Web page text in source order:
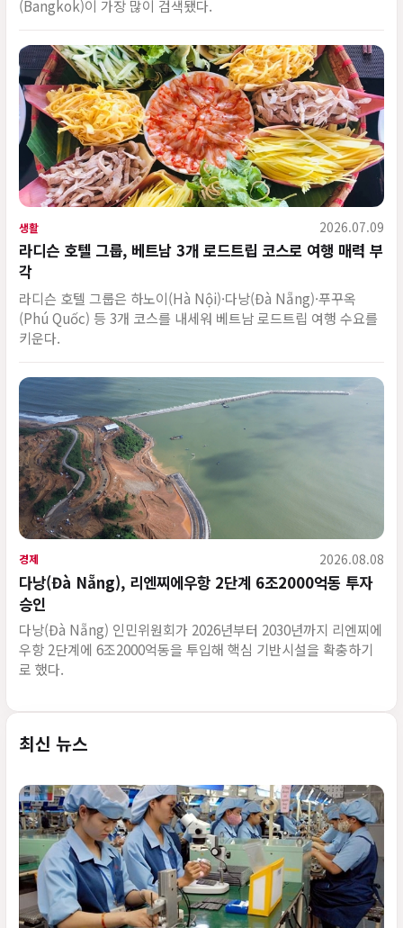
(Bangkok)이 가장 많이 검색됐다.
생활 2026.07.09
라디슨 호텔 그룹, 베트남 3개 로드트립 코스로 여행 매력 부
각
라디슨 호텔 그룹은 하노이(Hà Nội)·다낭(Đà Nẵng)·푸꾸옥
(Phú Quốc) 등 3개 코스를 내세워 베트남 로드트립 여행 수요를
키운다.
경제 2026.08.08
다낭(Đà Nẵng), 리엔찌에우항 2단계 6조2000억동 투자
승인
다낭(Đà Nẵng) 인민위원회가 2026년부터 2030년까지 리엔찌에
우항 2단계에 6조2000억동을 투입해 핵심 기반시설을 확충하기
로 했다.
최신 뉴스